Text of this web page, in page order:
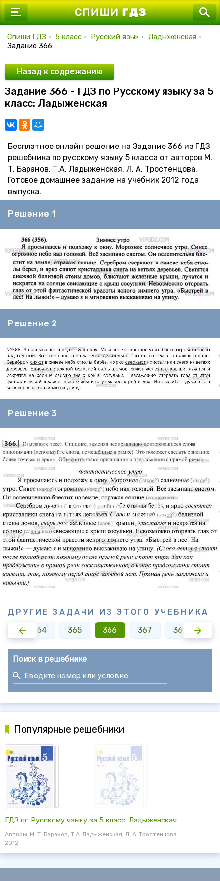
7 класс
9 класс
10 класс
11 класс
Спиши ГДЗ • 5 класс • Русский язык • Ладыженская •
Задание 366
Назад к содрежанию
Задание 366 - ГДЗ по Русскому языку за 5
класс: Ладыженская
Бесплатное онлайн решение на Задание 366 из ГДЗ
решебника по русскому языку 5 класса от авторов М.
Т. Баранов, Т.А. Ладыженская, Л. А. Тростенцова.
Готовое домашнее задание на учебник 2012 года
выпуска.
Решение 1
Решение 2
Решение 3
ДРУГИЕ ЗАДАЧИ ИЗ ЭТОГО УЧЕБНИКА
364 365 366 367 368
Поиск в решебнике
Популярные решебники
ГДЗ по Русскому языку за 5 класс: Ладыженская
Авторы: М. Т. Баранов, Т.А. Ладыженская, Л. А. Тростенцова.
2012